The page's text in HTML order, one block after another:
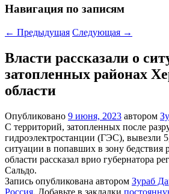
Навигация по записям
← Предыдущая Следующая →
Власти рассказали о
затопленных районах
области
Опубликовано 9 июня, 2023 автором
С территорий, затопленных после
гидроэлектростанции (ГЭС), вывезли
ситуации в попавших в зону бедствия
области рассказал врио губернатора
Сальдо.
Запись опубликована автором Зураб
Россия. Добавьте в закладки